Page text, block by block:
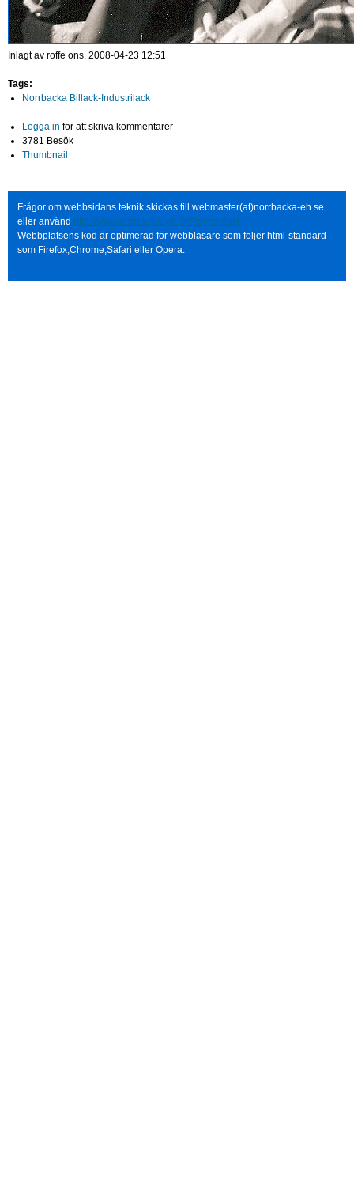
Inlagt av roffe ons, 2008-04-23 12:51
Tags:
Norrbacka Billack-Industrilack
Logga in för att skriva kommentarer
3781 Besök
Thumbnail
Frågor om webbsidans teknik skickas till webmaster(at)norrbacka-eh.se
eller använd http://www.norrbacka-eh.se/?q=contact
Webbplatsens kod är optimerad för webbläsare som följer html-standard
som Firefox,Chrome,Safari eller Opera.